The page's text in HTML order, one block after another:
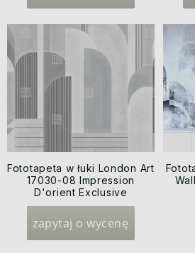
Fototapeta w łuki London Art
17030-08 Impression
D'orient Exclusive
Wallpaper 2022 Iconic Re-
Edition
zapytaj o wycenę